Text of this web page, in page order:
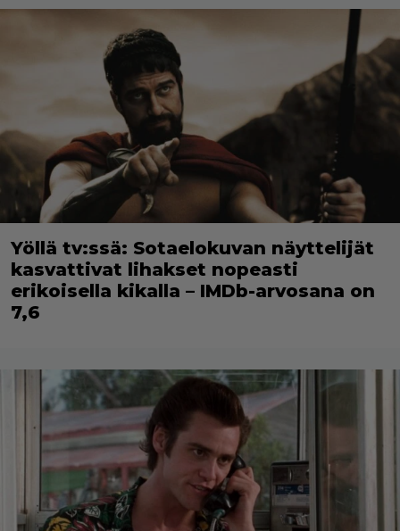
Yöllä tv:ssä: Sotaelokuvan näyttelijät
kasvattivat lihakset nopeasti
erikoisella kikalla – IMDb-arvosana on
7,6